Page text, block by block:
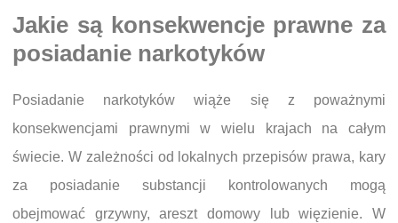
Jakie są konsekwencje prawne za
posiadanie narkotyków
Posiadanie narkotyków wiąże się z poważnymi
konsekwencjami prawnymi w wielu krajach na całym
świecie. W zależności od lokalnych przepisów prawa, kary
za posiadanie substancji kontrolowanych mogą
obejmować grzywny, areszt domowy lub więzienie. W